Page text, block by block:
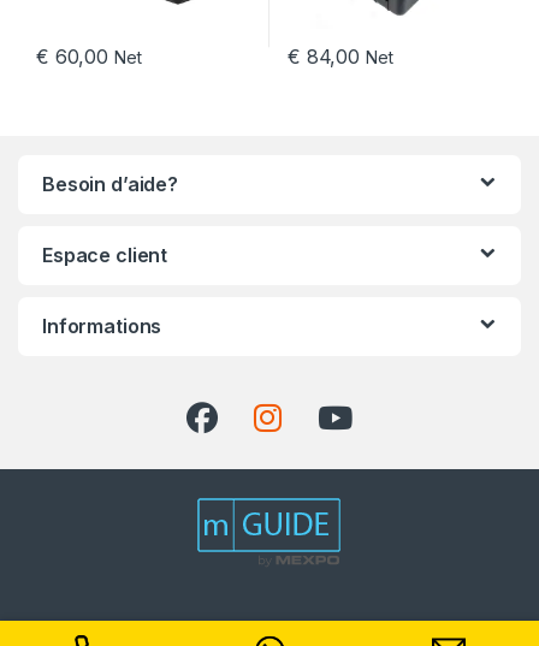
€ 60,00 Net € 84,00 Net
Besoin d’aide?
Espace client
Informations